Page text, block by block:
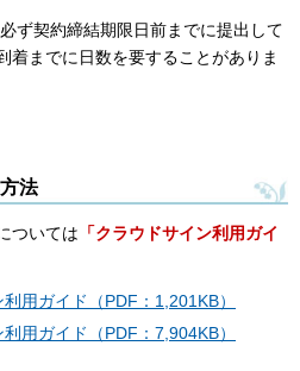
ず契約締結期限日前までに提出して
着までに日数を要することがありま
法
ついては 「クラウドサイン利用ガイ
用ガイド（PDF：1,201KB）
用ガイド（PDF：7,904KB）